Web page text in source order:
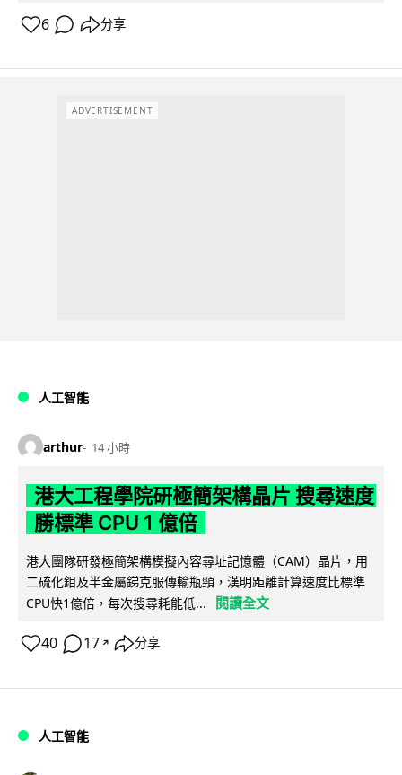
6 分享
ADVERTISEMENT
人工智能
arthur 14 小時
港大工程學院研極簡架構晶片 搜尋速度
勝標準 CPU 1 億倍
港大團隊研發極簡架構模擬內容尋址記憶體（CAM）晶片，用
二硫化鉬及半金屬銻克服傳輸瓶頸，漢明距離計算速度比標準
CPU快1億倍，每次搜尋耗能低...
閱讀全文
40 17 ↗ 分享
人工智能